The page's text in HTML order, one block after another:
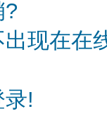
?
现在在
!